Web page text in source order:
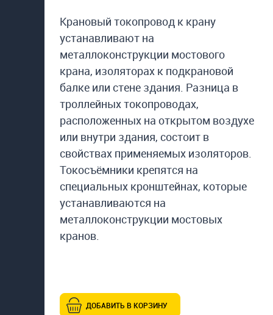
Крановый токопровод к крану
устанавливают на
металлоконструкции мостового
крана, изоляторах к подкрановой
балке или стене здания. Разница в
троллейных токопроводах,
расположенных на открытом воздухе
или внутри здания, состоит в
свойствах применяемых изоляторов.
Токосъёмники крепятся на
специальных кронштейнах, которые
устанавливаются на
металлоконструкции мостовых
кранов.
ДОБАВИТЬ В КОРЗИНУ